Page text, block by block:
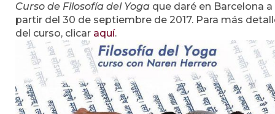
Curso de Filosofía del Yoga que daré en Barcelona a
partir del 30 de septiembre de 2017. Para más
del curso, clicar aquí.